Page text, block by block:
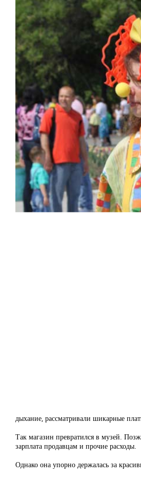
дыхание, рассматривали шикарные
Так магазин превратился в музей.
зарплата продавцам и прочие расходы.
Однако она упорно держалась за